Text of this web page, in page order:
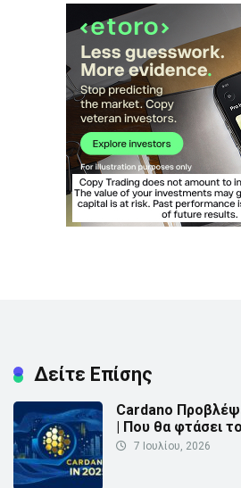
Δείτε Επίσης
Cardano
| Που θα φτάσει
7 Ιουλίου, 2026